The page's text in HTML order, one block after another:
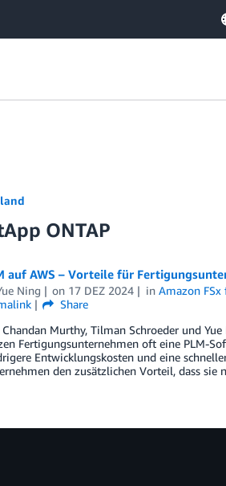
ONTAP
auf AWS – Vorteile für
Ning on 17 DEZ 2024 inAmazon FSx
Share
Murthy, Tilman Schroeder und
Fertigungsunternehmen oft eine PLM-
Entwicklungskosten und eine
den zusätzlichen Vorteil, dass